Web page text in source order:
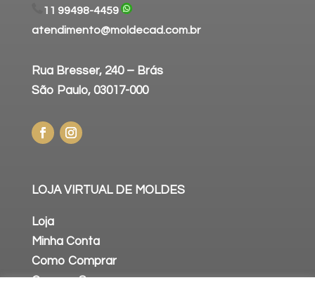
11 99498-4459
atendimento@moldecad.com.br
Rua Bresser, 240 – Brás
São Paulo, 03017-000
LOJA VIRTUAL DE MOLDES
Loja
Minha Conta
Como Comprar
Compra Segura